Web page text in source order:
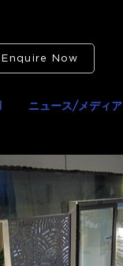
Enquire Now
ニュース/メディア